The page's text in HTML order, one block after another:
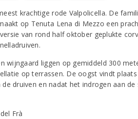
krachtige rode Valpolicella. De
op Tenuta Lena di Mezzo een
van rond half oktober geplukte
wijngaard liggen op gemiddeld 300
op terrassen. De oogst vindt plaats
druiven en nadat het indrogen aan de